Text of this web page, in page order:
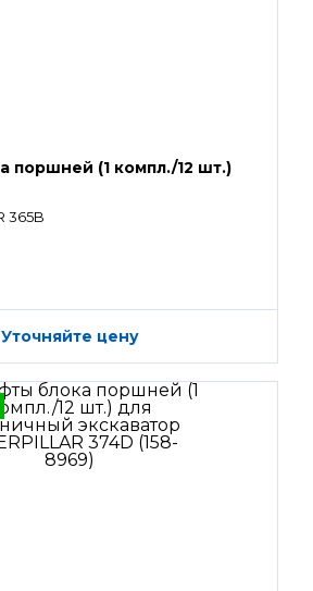
поршней (1 компл./12 шт.)
365B
Уточняйте цену